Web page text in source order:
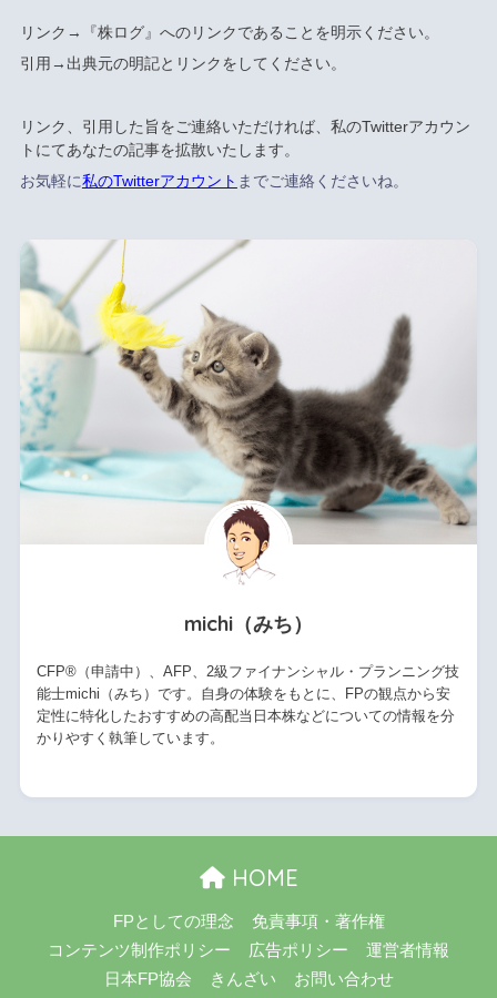
リンク→『株ログ』へのリンクであることを明示ください。
引用→出典元の明記とリンクをしてください。
リンク、引用した旨をご連絡いただければ、私のTwitterアカウン
トにてあなたの記事を拡散いたします。
お気軽に私のTwitterアカウント までご連絡くださいね。
michi（みち）
CFP®（申請中）、AFP、2級ファイナンシャル・プランニング技
能士michi（みち）です。自身の体験をもとに、FPの観点から安
定性に特化したおすすめの高配当日本株などについての情報を分
かりやすく執筆しています。
HOME
FPとしての理念
免責事項・著作権
コンテンツ制作ポリシー
広告ポリシー
運営者情報
日本FP協会
きんざい お問い合わせ